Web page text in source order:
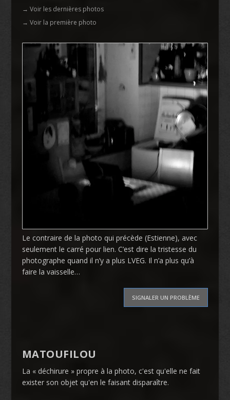
→ Voir les dernières photos
→ Voir la première photo
Le contraire de la photo qui précède (Estienne), avec
seulement le carré pour lien. C’est dire la tristesse du
photographe quand il n’y a plus LVEG. Il n’a plus qu’à
faire la vaisselle…
SIGNALER UN PROBLÈME
MATOUFILOU
La « déchirure » propre à la photo, c'est qu'elle ne fait
exister son objet qu'en le faisant disparaître.